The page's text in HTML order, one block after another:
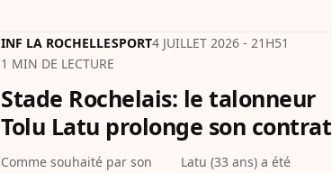
INF LA ROCHELLESPORT4 JUILLET 2026 - 21H51
1 MIN DE LECTURE
Stade Rochelais: le talonneur
Tolu Latu prolonge son contrat
Comme souhaité par son
Latu (33 ans) a été